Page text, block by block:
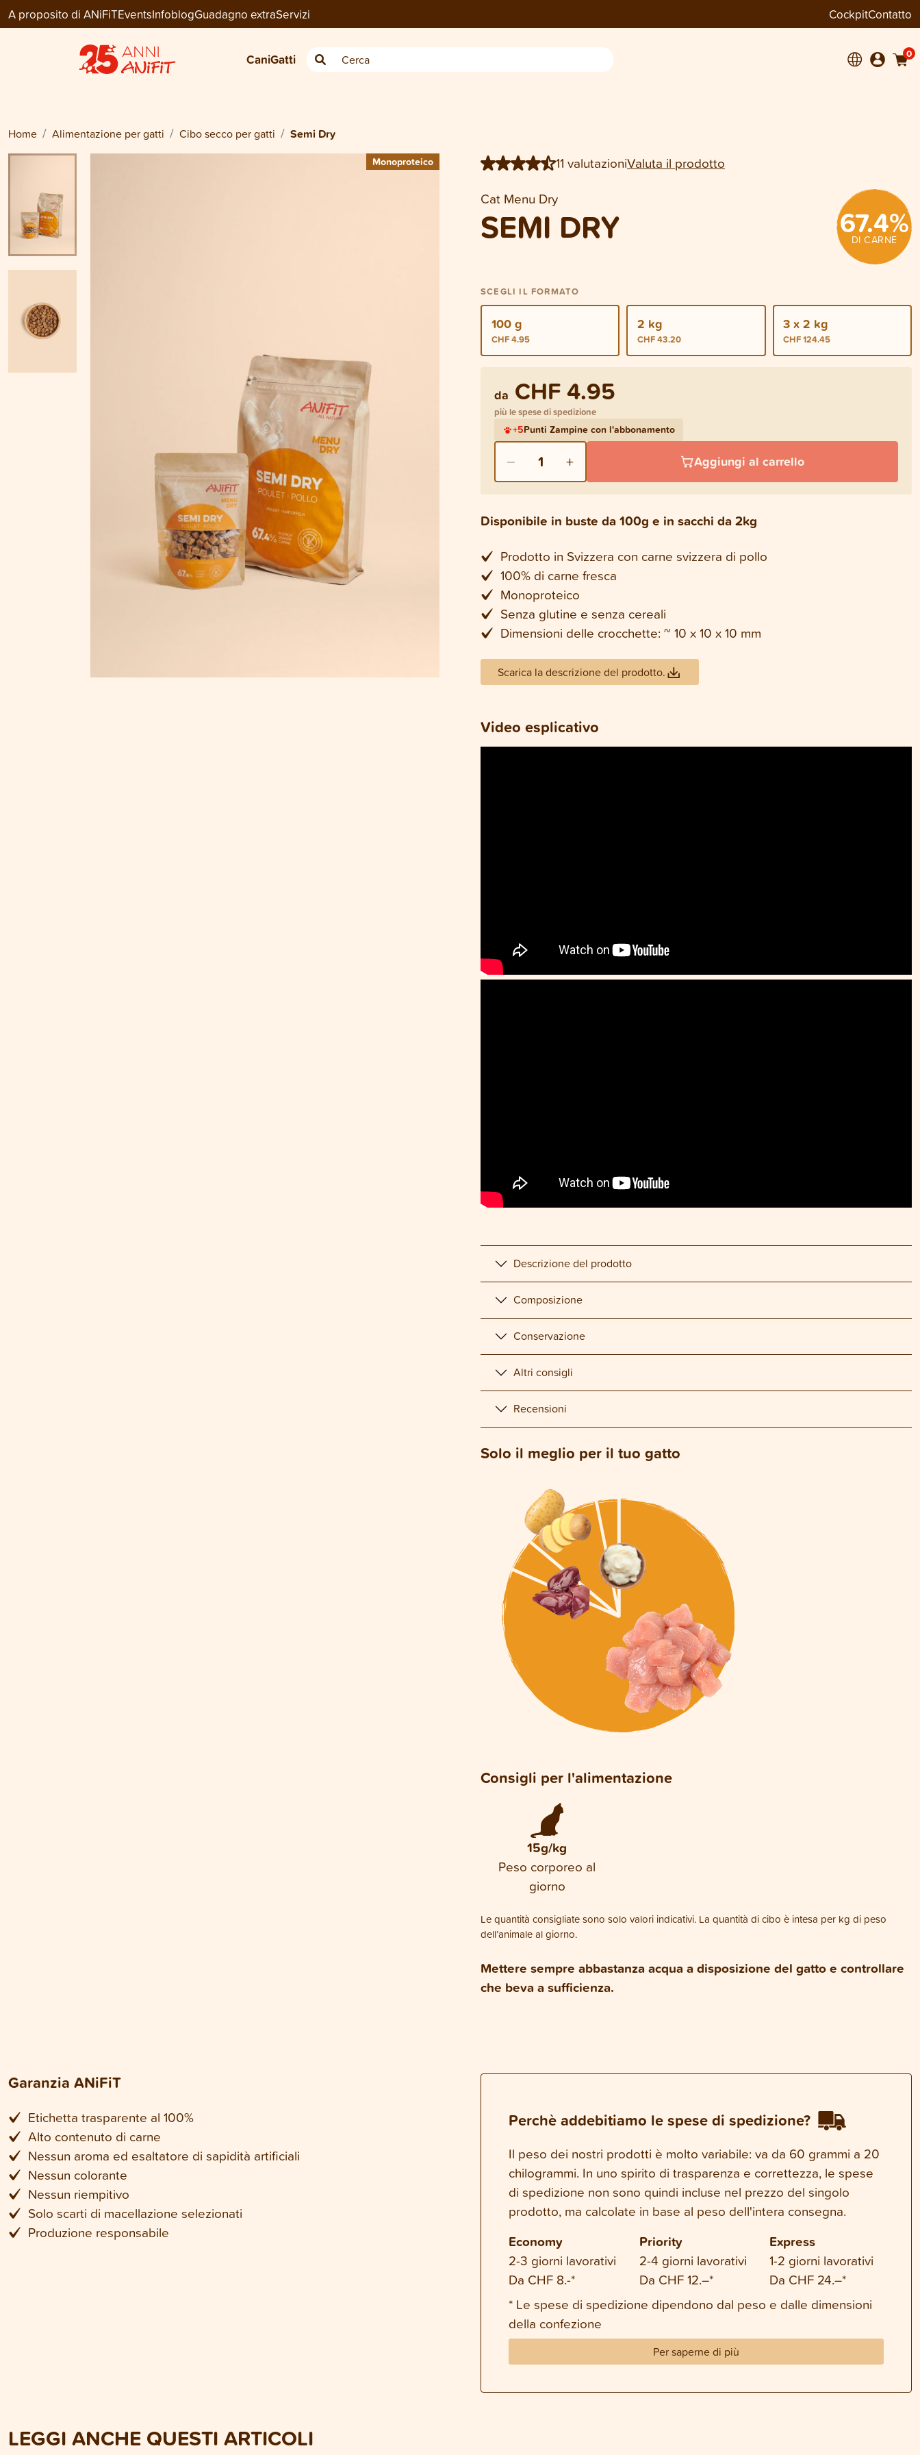
A proposito di ANiFiTEventsInfoblogGuadagno extraServizi CockpitContatto
CaniGatti 0
Cat Menu Dry
SEMI DRY
CHF 4.95
100 g 2 kg 3 x 2 kg
Home Alimentazione per gatti Cibo secco per gatti Semi Dry
Monoproteico
Monoproteico 11 valutazioniValuta il prodotto
Cat Menu Dry
SEMI DRY 67.4%
DI CARNE
SCEGLI IL FORMATO
100 g
CHF 4.95
2 kg
CHF 43.20
3 x 2 kg
CHF 124.45
da CHF 4.95
più le spese di spedizione
+5Punti Zampine con l'abbonamento
− 1 + Aggiungi al carrello
Disponibile in buste da 100g e in sacchi da 2kg
Prodotto in Svizzera con carne svizzera di pollo
100% di carne fresca
Monoproteico
Senza glutine e senza cereali
Dimensioni delle crocchette: ~ 10 x 10 x 10 mm
Scarica la descrizione del prodotto.
Video esplicativo
Descrizione del prodotto
Composizione
Conservazione
Altri consigli
Recensioni
Solo il meglio per il tuo gatto
Consigli per l'alimentazione
15g/kg
Peso corporeo al
giorno
Le quantità consigliate sono solo valori indicativi. La quantità di cibo è intesa per kg di peso
dell’animale al giorno.
Mettere sempre abbastanza acqua a disposizione del gatto e controllare
che beva a sufficienza.
Garanzia ANiFiT
Etichetta trasparente al 100%
Alto contenuto di carne
Nessun aroma ed esaltatore di sapidità artificiali
Nessun colorante
Nessun riempitivo
Solo scarti di macellazione selezionati
Produzione responsabile
Perchè addebitiamo le spese di spedizione?
Il peso dei nostri prodotti è molto variabile: va da 60 grammi a 20
chilogrammi. In uno spirito di trasparenza e correttezza, le spese
di spedizione non sono quindi incluse nel prezzo del singolo
prodotto, ma calcolate in base al peso dell'intera consegna.
Economy
2-3 giorni lavorativi
Da CHF 8.-*
Priority
2-4 giorni lavorativi
Da CHF 12.–*
Express
1-2 giorni lavorativi
Da CHF 24.–*
* Le spese di spedizione dipendono dal peso e dalle dimensioni
della confezione
Per saperne di più
LEGGI ANCHE QUESTI ARTICOLI